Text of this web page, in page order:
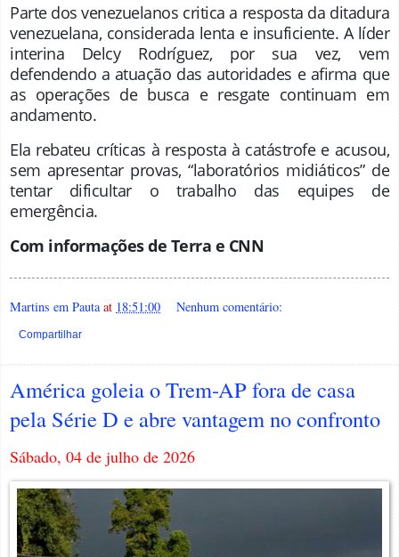
Parte dos venezuelanos critica a resposta da ditadura
venezuelana, considerada lenta e insuficiente. A líder
interina Delcy Rodríguez, por sua vez, vem
defendendo a atuação das autoridades e afirma que
as operações de busca e resgate continuam em
andamento.
Ela rebateu críticas à resposta à catástrofe e acusou,
sem apresentar provas, “laboratórios midiáticos” de
tentar dificultar o trabalho das equipes de
emergência.
Com informações de Terra e CNN
Martins em Pauta at 18:51:00 Nenhum comentário:
Compartilhar
América goleia o Trem-AP fora de casa
pela Série D e abre vantagem no confronto
Sábado, 04 de julho de 2026